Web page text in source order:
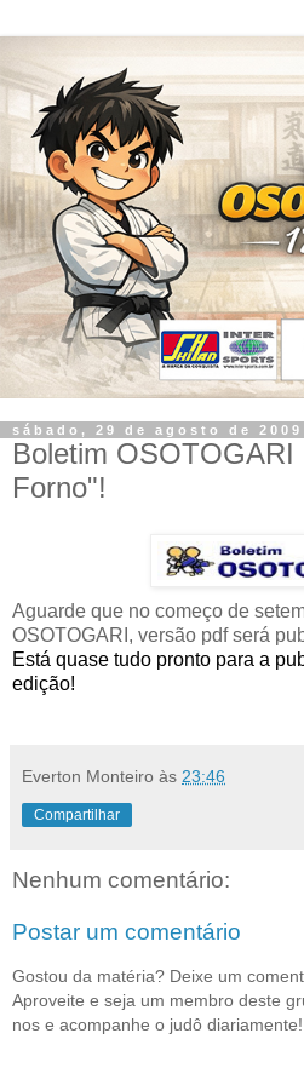
sábado, 29 de agosto de 2009
Boletim
Forno"!
Aguarde que no começo de
OSOTOGARI, versão pdf será
Está quase tudo pronto para a
edição!
Everton Monteiro às 23:46
Compartilhar
Nenhum comentário:
Postar um comentário
Gostou da matéria? Deixe um
Aproveite e seja um membro deste
nos e acompanhe o judô diariamente!